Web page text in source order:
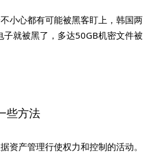
小心都有可能被黑客盯上，韩国两
子就被黑了，多达50GB机密文件被
些方法
资产管理行使权力和控制的活动。